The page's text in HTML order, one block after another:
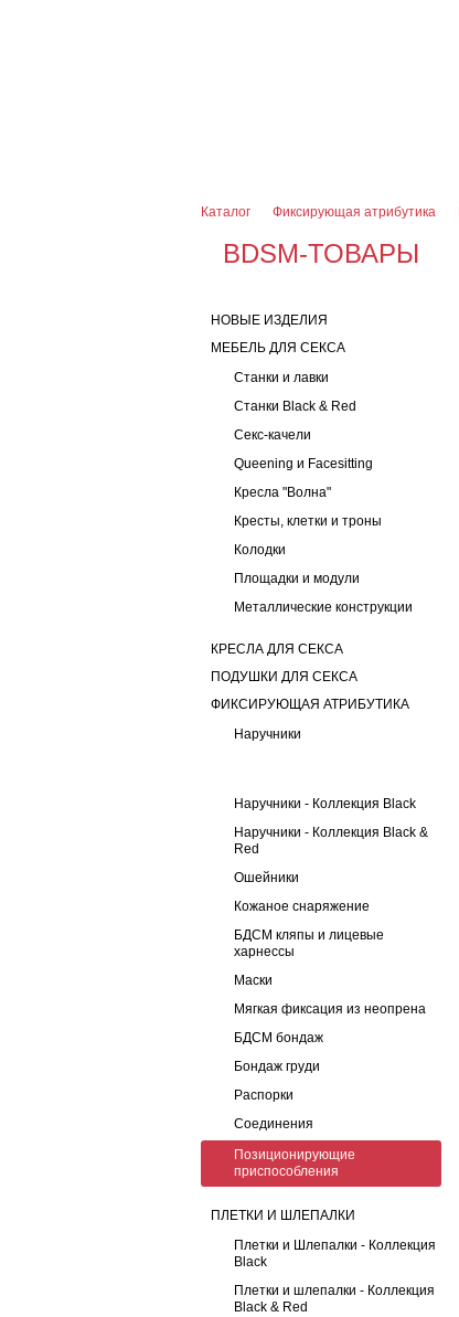
Каталог Фиксирующая атрибутика
BDSM-ТОВАРЫ
НОВЫЕ ИЗДЕЛИЯ
МЕБЕЛЬ ДЛЯ СЕКСА
Станки и лавки
Станки Black & Red
Секс-качели
Queening и Facesitting
Кресла "Волна"
Кресты, клетки и троны
Колодки
Площадки и модули
Металлические конструкции
КРЕСЛА ДЛЯ СЕКСА
ПОДУШКИ ДЛЯ СЕКСА
ФИКСИРУЮЩАЯ АТРИБУТИКА
Наручники
Наручники - Коллекция Black
Наручники - Коллекция Black &
Red
Ошейники
Кожаное снаряжение
БДСМ кляпы и лицевые
харнессы
Маски
Мягкая фиксация из неопрена
БДСМ бондаж
Бондаж груди
Распорки
Соединения
Позиционирующие
приспособления
ПЛЕТКИ И ШЛЕПАЛКИ
Плетки и Шлепалки - Коллекция
Black
Плетки и шлепалки - Коллекция
Black & Red